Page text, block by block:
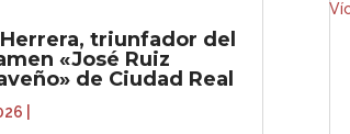
triunfador del
«José Ruiz
de Ciudad Real